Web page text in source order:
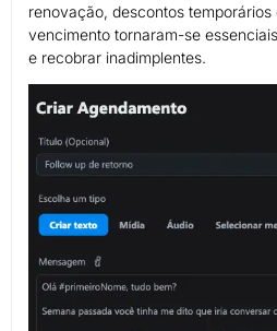
renovação, descontos
vencimento tornaram-se
e recobrar inadimplentes.